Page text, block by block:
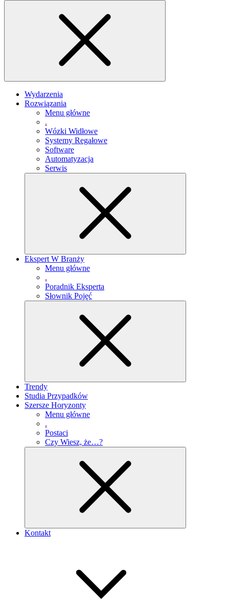
Wydarzenia
Rozwiązania
Menu główne
.
Wózki Widłowe
Systemy Regałowe
Software
Automatyzacja
Serwis
Ekspert W Branży
Menu główne
.
Poradnik Eksperta
Słownik Pojęć
Trendy
Studia Przypadków
Szersze Horyzonty
Menu główne
.
Postaci
Czy Wiesz, że…?
Kontakt